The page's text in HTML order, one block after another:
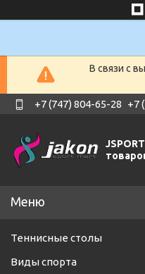
В связи с
+7 (747) 804-65-28 +7
Теннисные столы
Виды спорта